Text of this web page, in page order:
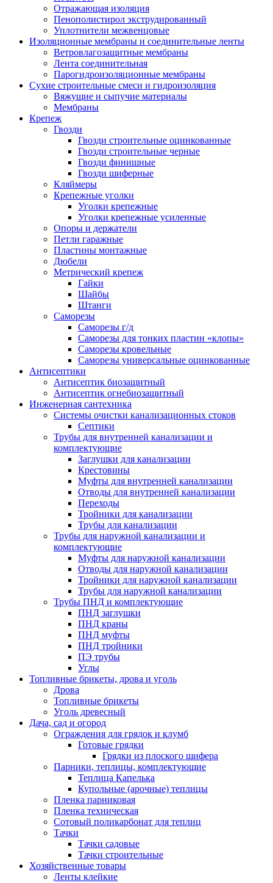
Отражающая изоляция
Пенополистирол экструдированный
Уплотнители межвенцовые
Изоляционные мембраны и соединительные ленты
Ветровлагозащитные мембраны
Лента соединительная
Парогидроизоляционные мембраны
Сухие строительные смеси и гидроизоляция
Вяжущие и сыпучие материалы
Мембраны
Крепеж
Гвозди
Гвозди строительные оцинкованные
Гвозди строительные черные
Гвозди финишные
Гвозди шиферные
Кляймеры
Крепежные уголки
Уголки крепежные
Уголки крепежные усиленные
Опоры и держатели
Петли гаражные
Пластины монтажные
Дюбели
Метрический крепеж
Гайки
Шайбы
Штанги
Саморезы
Саморезы г/д
Саморезы для тонких пластин «клопы»
Саморезы кровельные
Саморезы универсальные оцинкованные
Антисептики
Антисептик биозащитный
Антисептик огнебиозащитный
Инженерная сантехника
Системы очистки канализационных стоков
Септики
Трубы для внутренней канализации и
комплектующие
Заглушки для канализации
Крестовины
Муфты для внутренней канализации
Отводы для внутренней канализации
Переходы
Тройники для канализации
Трубы для канализации
Трубы для наружной канализации и
комплектующие
Муфты для наружной канализации
Отводы для наружной канализации
Тройники для наружной канализации
Трубы для наружной канализации
Трубы ПНД и комплектующие
ПНД заглушки
ПНД краны
ПНД муфты
ПНД тройники
ПЭ трубы
Углы
Топливные брикеты, дрова и уголь
Дрова
Топливные брикеты
Уголь древесный
Дача, сад и огород
Ограждения для грядок и клумб
Готовые грядки
Грядки из плоского шифера
Парники, теплицы, комплектующие
Теплица Капелька
Купольные (арочные) теплицы
Пленка парниковая
Пленка техническая
Сотовый поликарбонат для теплиц
Тачки
Тачки садовые
Тачки строительные
Хозяйственные товары
Ленты клейкие